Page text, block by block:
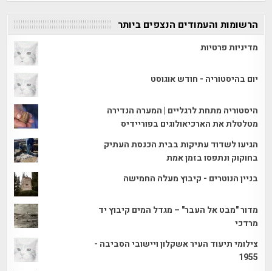
הרשומות והעמודים הנצפים ביותר
מדיניות פרטיות
יום בהיסטוריה - חודש אוגוסט
היסטוריה מתחת לרגליים | המערה הנדירה
מטלטלת את הארכיאולוגים בפוריידיס
הגיעו לשדוד עתיקות בבית הכנסת העתיק
בחוקוק ונתפסו בזמן אמת
בניין הנוטרים - קיבוץ מעלה החמישה
מדור "מבט אל העבר" – מגדל המים קיבוץ יד
מרדכי
צילומי תיעוד העיר אשקלון ויישובי הסביבה -
1955